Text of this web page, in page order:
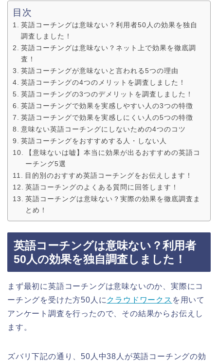
目次
英語コーチングは意味ない？利用者50人の効果を独自
調査しました！
英語コーチングは意味ない？ネット上で効果を徹底調
査！
英語コーチングが意味ないと言われる5つの理由
英語コーチングの4つのメリットを調査しました！
英語コーチングの3つのデメリットを調査しました！
英語コーチングで効果を実感しやすい人の3つの特徴
英語コーチングで効果を実感しにくい人の5つの特徴
意味ない英語コーチングにしないための4つのコツ
英語コーチングをおすすめする人・しない人
【意味ないは嘘】本当に効果が出るおすすめの英語コ
ーチング5選
目的別のおすすめ英語コーチングをお伝えします！
英語コーチングのよくある質問に回答します！
英語コーチングは意味ない？実際の効果を徹底調査ま
とめ！
英語コーチングは意味ない？利用者
50人の効果を独自調査しました！
まず最初に英語コーチングは意味ないのか、実際にコ
ーチングを受けた方50人に クラウドワークス を用いて
アンケート調査を行ったので、その結果からお伝えし
ます。
ズバリ下記の通り、50人中38人が英語コーチングの効